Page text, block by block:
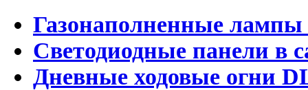
Газонаполненные
Светодиодные панели в
Дневные ходовые огни